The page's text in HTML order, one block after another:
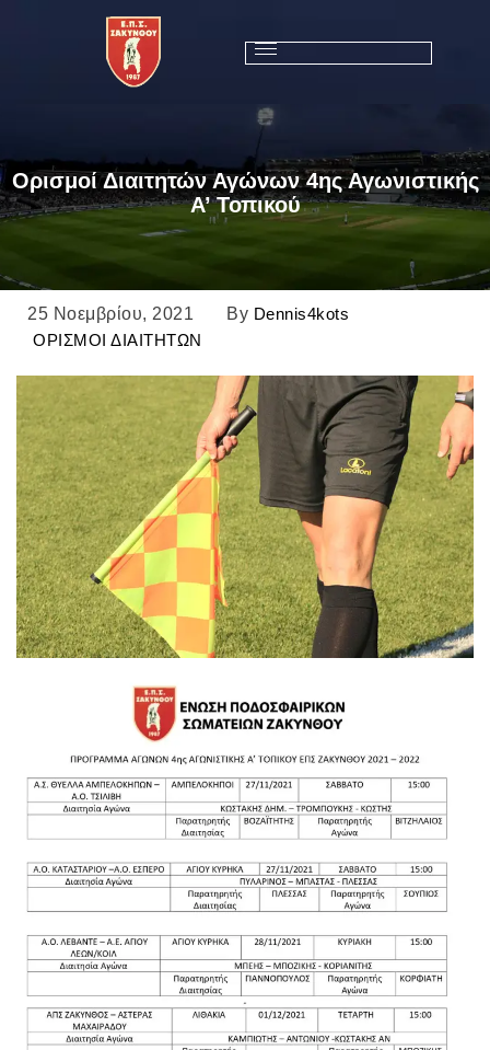
Ορισμοί Διαιτητών Αγώνων 4ης Αγωνιστικής
Α’ Τοπικού
25 Νοεμβρίου, 2021 By Dennis4kots
ΟΡΙΣΜΟΙ ΔΙΑΙΤΗΤΩΝ